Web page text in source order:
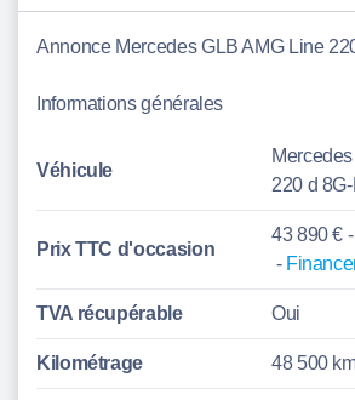
Informations générales
Véhicule
220 d
Prix TTC d'occasion
43 890 €
-
TVA récupérable Oui
Kilométrage 48 500